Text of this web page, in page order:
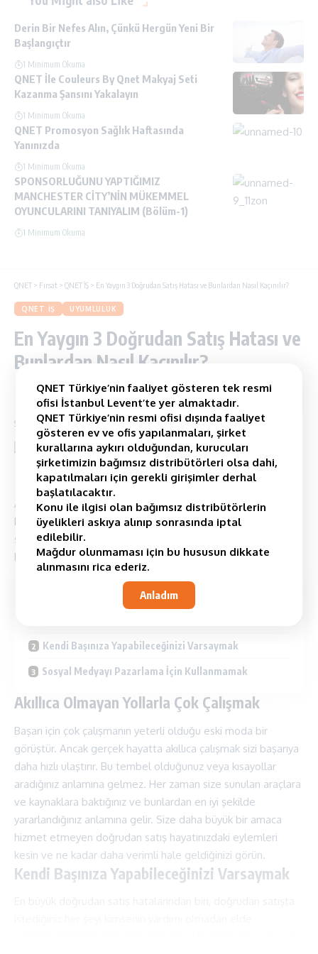
Derin Bir Nefes Alın, Çünkü Hergün Yeni Bir
Başlangıçtır
1 Minimum Okuma
QNET İle Couleurs By Qnet Makyaj Seti
Kazanma Şansını Yakalayın
1 Minimum Okuma
QNET Promosyon Sağlık Haftasında
Yanınızda
1 Minimum Okuma
SPONSORLUĞUNU YAPTIĞIMIZ
MANCHESTER CİTY’NİN MÜKEMMEL
OYUNCULARINI TANIYALIM (Bölüm-1)
1 Minimum Okuma
QNET > Fırsat > QNET İŞ > En Yaygın 3 Doğrudan Satış Hatası ve Bunlardan Nasıl Kaçınılır?
QNET İŞ UYUMLULUK
En Yaygın 3 Doğrudan Satış Hatası ve
Bunlardan Nasıl Kaçınılır?
Son güncelleme: August 21, 2025 8:58 am
2 Minimum Okuma
Amatörce sayılabilecek bu doğrudan satış hatalarını yapmak
kolaydır, ancak kaçınmak da bir o kadar kolaydır. Kendinize bu
sektörde en iyi başarı şansını vermek için çoğu yeni
başlayanın yaptığı bu temel hatalardan kaçınmaya çalışın.
Kendi Başınıza Yapabileceğinizi Varsaymak
Sosyal Medyayı Pazarlama İçin Kullanmamak
Akıllıca Olmayan Yollarla Çok Çalışmak
Başarı için çok çalışmanın yeterli olduğu eski moda bir
görüştür. Ancak gerçek hayatta akıllıca çalışmak sizi başarıya
daha hızlı ulaştırır. Bu tembel olduğunuz veya kısayollar
aradığınız anlamına gelmez. Her zaman size sunulan araçlara
ve kaynaklara baktığınız ve bunlardan en iyi şekilde
yararlandığınız anlamına gelir. Size daha büyük bir amaca
hizmet etmeyen doğrudan satış hayatınızdaki eylemleri
kesin ve ne kadar daha verimli hale geldiğinizi görün.
Kendi Başınıza Yapabileceğinizi Varsaymak
QNET Türkiye’nin faaliyet gösteren tek resmi
ofisi İstanbul Levent’te yer almaktadır.
QNET Türkiye’nin resmi ofisi dışında faaliyet
gösteren ev ve ofis yapılanmaları, şirket
kurallarına aykırı olduğundan, kurucuları
şirketimizin bağımsız distribütörleri olsa dahi,
kapatılmaları için gerekli girişimler derhal
başlatılacaktır.
Konu ile ilgisi olan bağımsız distribütörlerin
üyelikleri askıya alınıp sonrasında iptal
edilebilir.
Mağdur olunmaması için bu hususun dikkate
alınmasını rica ederiz.
Anladım